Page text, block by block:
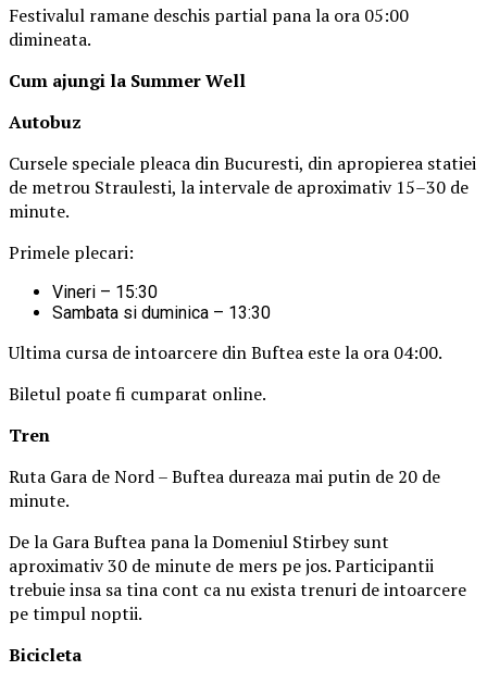
Festivalul ramane deschis partial pana la ora 05:00
dimineata.
Cum ajungi la Summer Well
Autobuz
Cursele speciale pleaca din Bucuresti, din apropierea statiei
de metrou Straulesti, la intervale de aproximativ 15–30 de
minute.
Primele plecari:
Vineri – 15:30
Sambata si duminica – 13:30
Ultima cursa de intoarcere din Buftea este la ora 04:00.
Biletul poate fi cumparat online.
Tren
Ruta Gara de Nord – Buftea dureaza mai putin de 20 de
minute.
De la Gara Buftea pana la Domeniul Stirbey sunt
aproximativ 30 de minute de mers pe jos. Participantii
trebuie insa sa tina cont ca nu exista trenuri de intoarcere
pe timpul noptii.
Bicicleta